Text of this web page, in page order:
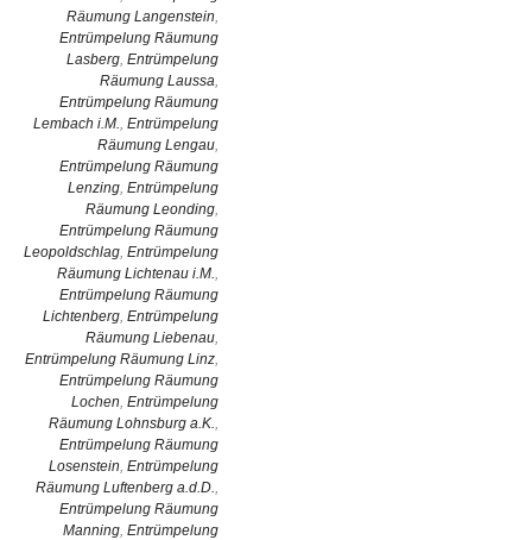
Räumung Langenstein,
Entrümpelung Räumung
Lasberg, Entrümpelung
Räumung Laussa,
Entrümpelung Räumung
Lembach i.M., Entrümpelung
Räumung Lengau,
Entrümpelung Räumung
Lenzing, Entrümpelung
Räumung Leonding,
Entrümpelung Räumung
Leopoldschlag, Entrümpelung
Räumung Lichtenau i.M.,
Entrümpelung Räumung
Lichtenberg, Entrümpelung
Räumung Liebenau,
Entrümpelung Räumung Linz,
Entrümpelung Räumung
Lochen, Entrümpelung
Räumung Lohnsburg a.K.,
Entrümpelung Räumung
Losenstein, Entrümpelung
Räumung Luftenberg a.d.D.,
Entrümpelung Räumung
Manning, Entrümpelung